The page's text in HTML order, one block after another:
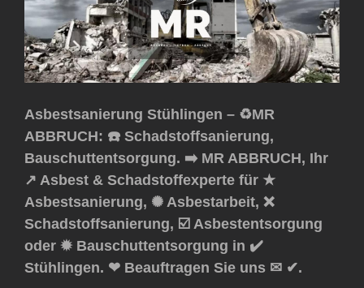
Asbestsanierung Stühlingen – ♻️MR
ABBRUCH: ☎️ Schadstoffsanierung,
Bauschuttentsorgung. ➡️ MR ABBRUCH, Ihr
↗️ Asbest & Schadstoffexperte für ★
Asbestsanierung, ✺ Asbestarbeit, ❌
Schadstoffsanierung, ☑️ Asbestentsorgung
oder ✹ Bauschuttentsorgung in ✔️
Stühlingen. ❤ Beauftragen Sie uns ✉ ✔.